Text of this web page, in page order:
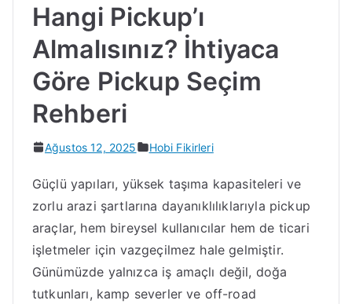
Hangi Pickup’ı
Almalısınız? İhtiyaca
Göre Pickup Seçim
Rehberi
Ağustos 12, 2025 Hobi Fikirleri
Güçlü yapıları, yüksek taşıma kapasiteleri ve
zorlu arazi şartlarına dayanıklılıklarıyla pickup
araçlar, hem bireysel kullanıcılar hem de ticari
işletmeler için vazgeçilmez hale gelmiştir.
Günümüzde yalnızca iş amaçlı değil, doğa
tutkunları, kamp severler ve off-road